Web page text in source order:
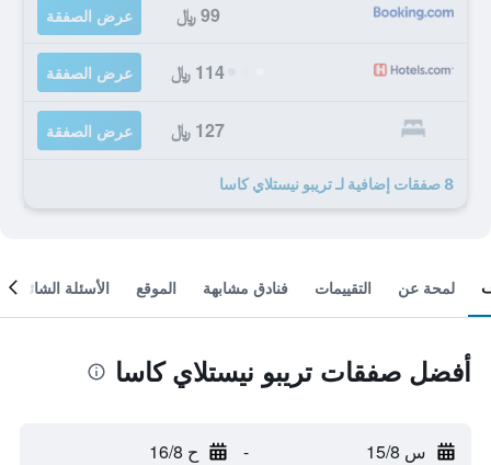
99 ﷼ عرض الصفقة
114 ﷼ عرض الصفقة
127 ﷼ عرض الصفقة
8 صفقات إضافية لـ تريبو نيستلاي كاسا
لمحة عن التقييمات فنادق مشابهة الموقع الأسئلة الشائعة
أفضل صفقات تريبو نيستلاي كاسا
س 15/8 - ح 16/8